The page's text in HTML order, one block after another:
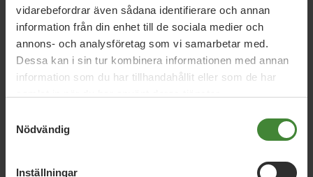
vidarebefordrar även sådana identifierare och annan
information från din enhet till de sociala medier och
annons- och analysföretag som vi samarbetar med.
Dessa kan i sin tur kombinera informationen med annan
information som du har tillhandahållit eller som de har
Nödvändig
Inställningar
Rebecka Le Moine till Vadstena 9 mars
Vadstena, 17 oktober 2025
Miljöpartiet i Vadstenas miljöpris 2025